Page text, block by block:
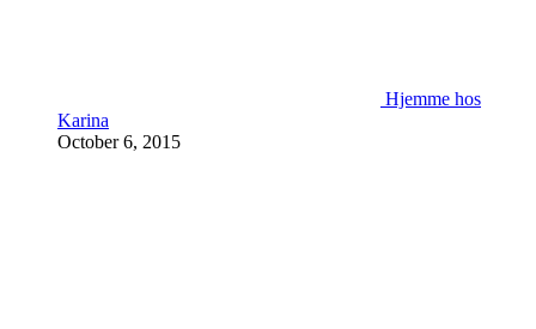
Hjemme hos
Karina
October 6, 2015